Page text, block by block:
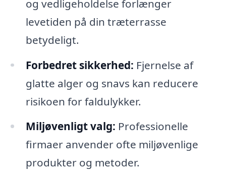
og vedligeholdelse forlænger
levetiden på din træterrasse
betydeligt.
Forbedret sikkerhed: Fjernelse af
glatte alger og snavs kan reducere
risikoen for faldulykker.
Miljøvenligt valg: Professionelle
firmaer anvender ofte miljøvenlige
produkter og metoder.